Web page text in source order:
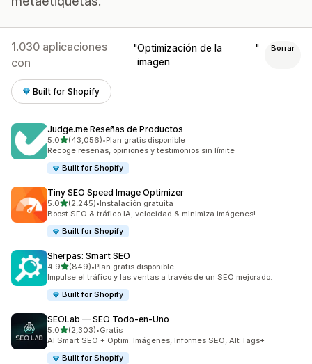
1.030 aplicaciones
con
Optimización de la
imagen
Borrar
Built for Shopify
Judge.me Reseñas de Productos
5.0de 5 estrellas
(43,056)
43056 reseñas en total
•Plan gratis disponible
Recoge reseñas, opiniones y testimonios sin límite
Built for Shopify
Tiny SEO Speed Image Optimizer
5.0de 5 estrellas
(2,245)
2245 reseñas en total
•Instalación gratuita
Boost SEO & tráfico IA, velocidad & minimiza imágenes!
Built for Shopify
Sherpas: Smart SEO
4.9de 5 estrellas
(849)
849 reseñas en total
•Plan gratis disponible
Impulse el tráfico y las ventas a través de un SEO mejorado.
Built for Shopify
SEOLab — SEO Todo‑en‑Uno
5.0de 5 estrellas
(2,303)
2303 reseñas en total
•Gratis
AI Smart SEO + Optim. Imágenes, Informes SEO, Alt Tags+
Built for Shopify